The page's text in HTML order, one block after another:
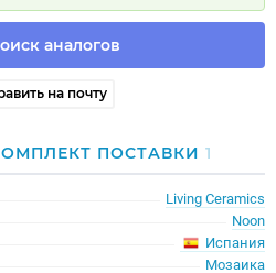
аналогов
на почту
ПОСТАВКИ 1
Living Ceramics
Noon
Испания
Мозаика